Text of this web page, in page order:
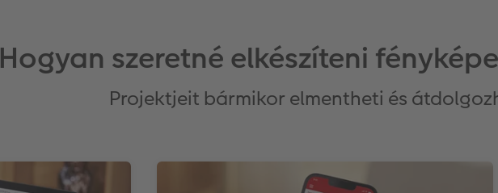
Hogyan szeretné elkészíteni
Projektjeit bármikor elmentheti és